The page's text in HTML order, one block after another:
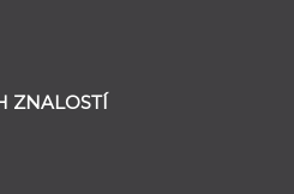
ZNALOSTÍ